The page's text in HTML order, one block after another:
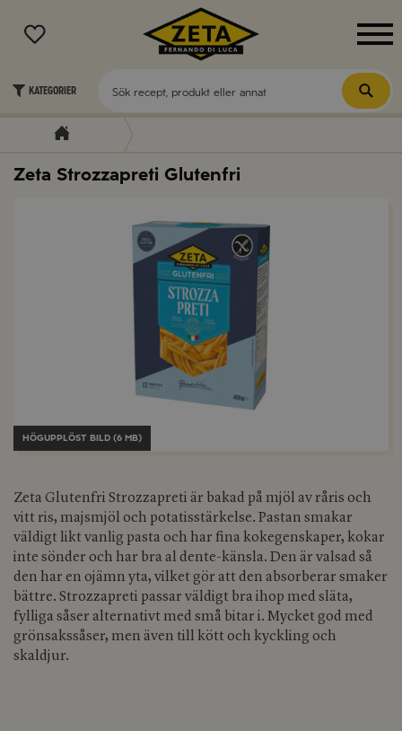
MENY
Kategorier
Zeta Strozzapreti Glutenfri
HÖGUPPLÖST BILD (6 MB)
Zeta Glutenfri Strozzapreti är bakad på mjöl av råris och
vitt ris, majsmjöl och potatisstärkelse. Pastan smakar
väldigt likt vanlig pasta och har fina kokegenskaper, kokar
inte sönder och har bra al dente-känsla. Den är valsad så
den har en ojämn yta, vilket gör att den absorberar smaker
bättre. Strozzapreti passar väldigt bra ihop med släta,
fylliga såser alternativt med små bitar i. Mycket god med
grönsakssåser, men även till kött och kyckling och
skaldjur.